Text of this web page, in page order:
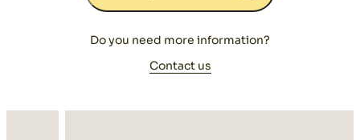
Do you need more information?
Contact us